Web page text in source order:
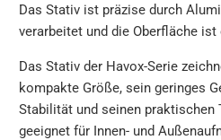
Das Stativ ist präzise durch
verarbeitet und die Oberfläche ist
Das Stativ der Havox-Serie
kompakte Größe, sein geringes
Stabilität und seinen praktischen
geeignet für Innen- und